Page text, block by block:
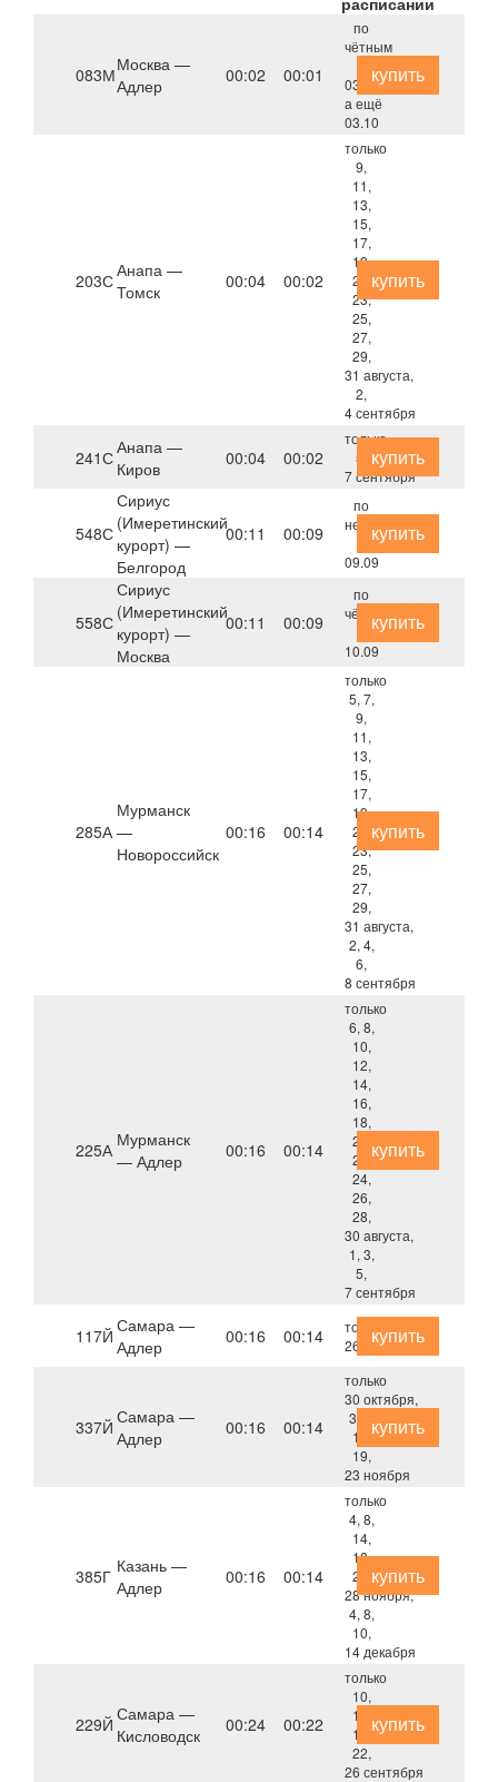
083ММосква —
Адлер
00:02 00:01
по
чётным
03.10,
а ещё
03.10
купить
203САнапа —
Томск
00:04 00:02
только
9,
11,
13,
15,
17,
19,
21,
23,
25,
27,
29,
31 августа,
2,
4 сентября
купить
241САнапа —
Киров
00:04 00:02
только
5,
7 сентября
купить
548С
Сириус
(Имеретинский
курорт) —
Белгород
00:11 00:09
по
нечётным
09.09
купить
558С
Сириус
(Имеретинский
курорт) —
Москва
00:11 00:09
по
чётным
10.09
купить
285А
Мурманск
—
Новороссийск
00:16 00:14
только
5, 7,
9,
11,
13,
15,
17,
19,
21,
23,
25,
27,
29,
31 августа,
2, 4,
6,
8 сентября
купить
225А Мурманск
— Адлер
00:16 00:14
только
6, 8,
10,
12,
14,
16,
18,
20,
22,
24,
26,
28,
30 августа,
1, 3,
5,
7 сентября
купить
117Й Самара —
Адлер
00:16 00:14
только
26 октября
купить
337Й Самара —
Адлер
00:16 00:14
только
30 октября,
3, 9,
13,
19,
23 ноября
купить
385Г Казань —
Адлер
00:16 00:14
только
4, 8,
14,
18,
24,
28 ноября,
4, 8,
10,
14 декабря
купить
229Й Самара —
Кисловодск
00:24 00:22
только
10,
14,
18,
22,
26 сентября
купить